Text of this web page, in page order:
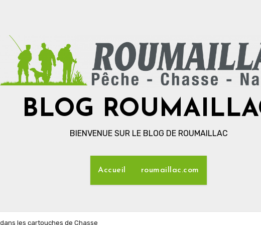
BLOG
BIENVENUE SUR LE BLOG DE ROUMAILLAC
Accueil roumaillac.com
les cartouches de Chasse